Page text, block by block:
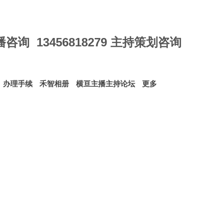
咨询 13456818279 主持策划咨询
办理手续 禾智相册 横亘主播主持论坛 更多